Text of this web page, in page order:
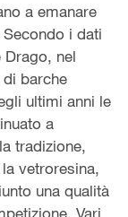
a emanare
i dati
Drago, nel
barche
ultimi anni le
a
tradizione,
vetroresina,
una qualità
Vari